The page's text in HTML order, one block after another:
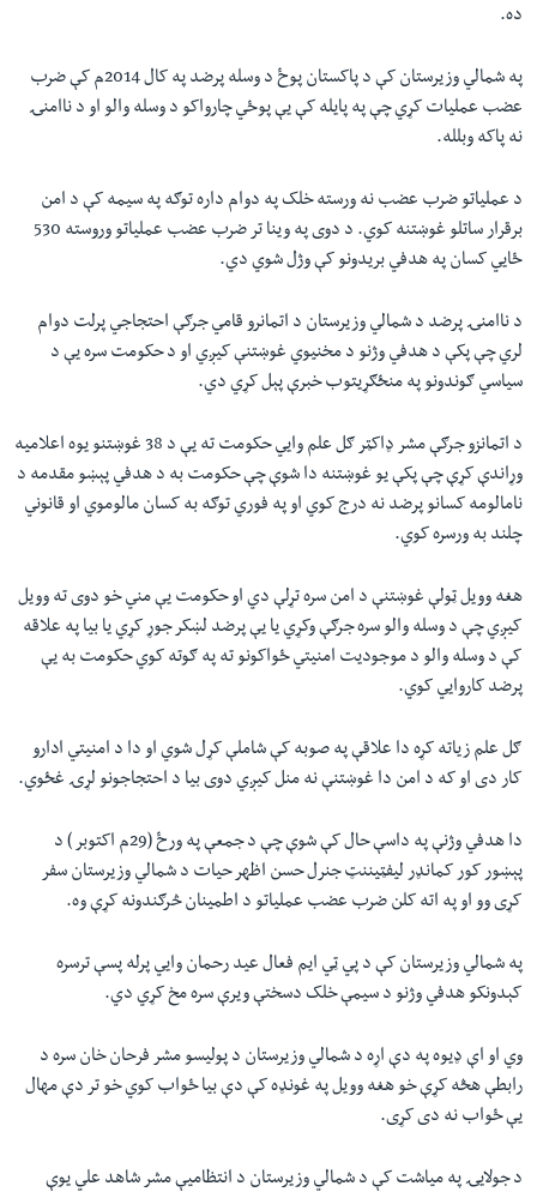
ده.
په شمالي وزیرستان کې د پاکستان پوځ د وسله پرضد په کال 2014م کې ضرب
عضب عملیات کړي چې په پایله کې يې پوځي چارواکو د وسله والو او د ناامنۍ
نه پاکه وبلله.
د عملياتو ضرب عضب نه ورسته خلک په دوام داره توګه په سيمه کې د امن
برقرار ساتلو غوښتنه کوي. د دوی په وینا تر ضرب عضب عملیاتو وروسته 530
ځایي کسان په هدفي بریدونو کې وژل شوي دي.
د ناامنۍ پرضد د شمالي وزیرستان د اتمانرو قامي جرګې احتجاجي پرلت دوام
لري چې پکې د هدفي وژنو د مخنيوي غوښتنې کیږي او د حکومت سره یې د
سیاسي ګوندونو په منځګړیتوب خبرې پېل کړي دي.
د اتمانزو جرګې مشر ډاکټر ګل علم وایي حکومت ته يې د 38 غوښتنو یوه اعلامیه
وړاندې کړې چې پکې یو غوښتنه دا شوې چې حکومت به د هدفي پېښو مقدمه د
نامالومه کسانو پرضد نه درج کوي او په فوري توګه به کسان مالوموي او قانوني
چلند به ورسره کوي.
هغه وویل ټولې غوښتنې د امن سره تړلې دي او حکومت یې مني خو دوی ته وویل
کیږي چې د وسله والو سره جرګې وکړي یا یې پرضد لښکر جوړ کړي یا بیا په علاقه
کې د وسله والو د موجودیت امنیتي ځواکونو ته په ګوته کوي حکومت به يې
پرضد کاروایي کوي.
ګل علم زياته کړه دا علاقې په صوبه کې شاملې کړل شوي او دا د امنیتي ادارو
کار دی او که د امن دا غوښتنې نه منل کیږي دوی بیا د احتجاجونو لړۍ غځوي.
دا هدفي وژنې په داسې حال کې شوې چې د جمعې په ورځ (29م اکتوبر ) د
پېښور کور کمانډر لیفټیننټ جنرل حسن اظهر حیات د شمالي وزیرستان سفر
کړی وو او په اته کلن ضرب عضب عملیاتو د اطمینان څرګندونه کړې وه.
په شمالي وزیرستان کې د پي ټي ایم فعال عید رحمان وایي پرله پسې ترسره
کېدونکو هدفي وژنو د سیمې خلک دسختې ویرې سره مخ کړي دي.
وي او اې ډیوه په دې اړه د شمالي وزیرستان د پولیسو مشر فرحان خان سره د
رابطې هڅه کړې خو هغه وویل په غونډه کې دې بیا ځواب کوي خو تر دې مهال
یې ځواب نه دی کړی.
د جولایۍ په میاشت کې د شمالي وزیرستان د انتظامیې مشر شاهد علي يوې